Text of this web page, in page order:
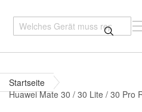
Startseite
Huawei Mate 30 / 30 Lite / 30 Pro